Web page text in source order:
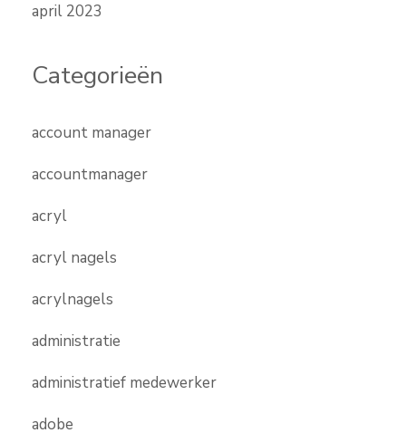
april 2023
Categorieën
account manager
accountmanager
acryl
acryl nagels
acrylnagels
administratie
administratief medewerker
adobe